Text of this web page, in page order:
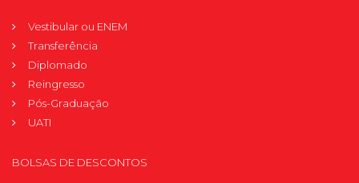
Vestibular ou ENEM
Transferência
Diplomado
Reingresso
Pós-Graduação
UATI
BOLSAS DE DESCONTOS